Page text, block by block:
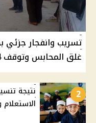
تسريب وانفجار جزئي
غلق المحابس وتوقف 4 محطات مياه بأبوصوير
2
نتيجة